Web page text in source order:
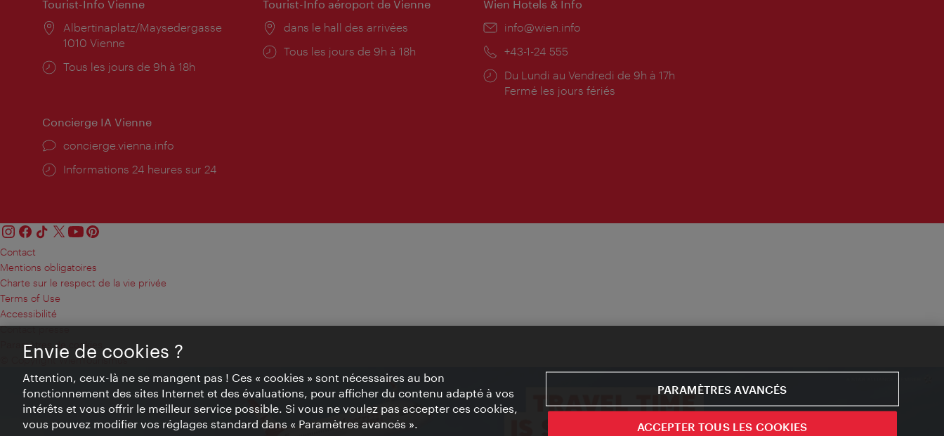
Tourist-Info Vienne
Lieu:
Albertinaplatz/Maysedergasse
1010 Vienne
Horaires
Tous les jours de 9h à 18h
Tourist-Info aéroport de Vienne
Lieu:
dans le hall des arrivées
Horaires
Tous les jours de 9h à 18h
Wien Hotels & Info
E-
info@wien.info
Téléphone:
+43-1-24 555
Horaires
d'ouverture:
Du Lundi au Vendredi de 9h à 17h
Fermé les jours fériés
Concierge IA Vienne
Ort:
concierge.vienna.info
Öffnungszeiten:
Informations 24 heures sur 24
Contact
Mentions obligatoires
Charte sur le respect de la vie privée
Terms of Use
Accessibilité
Contact presse
Paramètres de cookies
© Copyright WienTourismus
Envie de cookies ?
Attention, ceux-là ne se mangent pas ! Ces « cookies » sont nécessaires au bon
fonctionnement des sites Internet et des évaluations, pour afficher du contenu adapté à vos
intérêts et vous offrir le meilleur service possible. Si vous ne voulez pas accepter ces cookies,
vous pouvez modifier vos réglages standard dans « Paramètres avancés ».
PARAMÈTRES AVANCÉS
ACCEPTER TOUS LES COOKIES